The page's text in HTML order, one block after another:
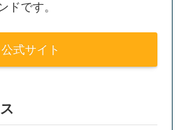
ドです。
公式サイト